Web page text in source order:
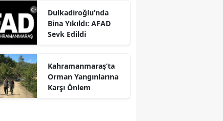
Dulkadiroğlu’nda
Bina Yıkıldı: AFAD
Sevk Edildi
Kahramanmaraş’ta
Orman Yangınlarına
Karşı Önlem